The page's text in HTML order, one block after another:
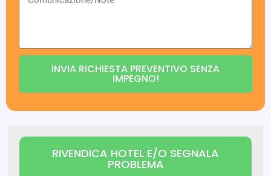
INVIA RICHIESTA PREVENTIVO SENZA
IMPEGNO!
RIVENDICA HOTEL E/O SEGNALA
PROBLEMA